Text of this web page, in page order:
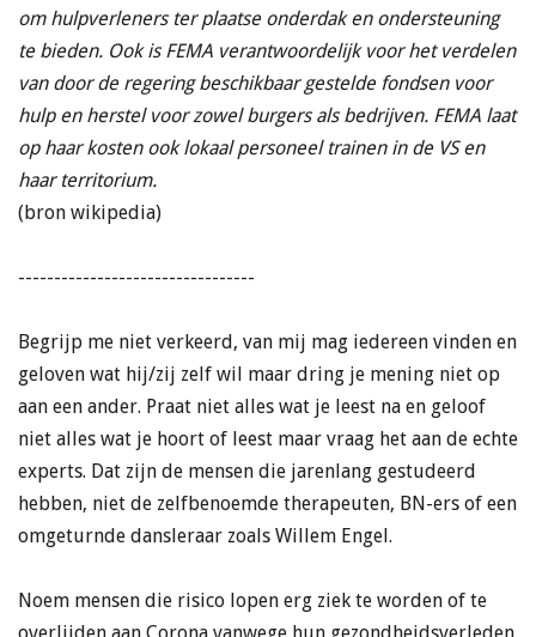
om hulpverleners ter plaatse onderdak en ondersteuning
te bieden. Ook is FEMA verantwoordelijk voor het verdelen
van door de regering beschikbaar gestelde fondsen voor
hulp en herstel voor zowel burgers als bedrijven. FEMA laat
op haar kosten ook lokaal personeel trainen in de VS en
haar territorium.
(bron wikipedia)
---------------------------------
Begrijp me niet verkeerd, van mij mag iedereen vinden en
geloven wat hij/zij zelf wil maar dring je mening niet op
aan een ander. Praat niet alles wat je leest na en geloof
niet alles wat je hoort of leest maar vraag het aan de echte
experts. Dat zijn de mensen die jarenlang gestudeerd
hebben, niet de zelfbenoemde therapeuten, BN-ers of een
omgeturnde dansleraar zoals Willem Engel.
Noem mensen die risico lopen erg ziek te worden of te